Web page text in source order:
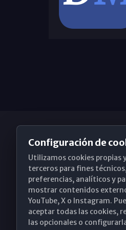
Obispado
Santa María,
Configuración de
Utilizamos cookies propias
terceros para fines
preferencias, analíticos y
mostrar contenidos
YouTube, X o Instagram.
aceptar todas las cookies,
las opcionales o